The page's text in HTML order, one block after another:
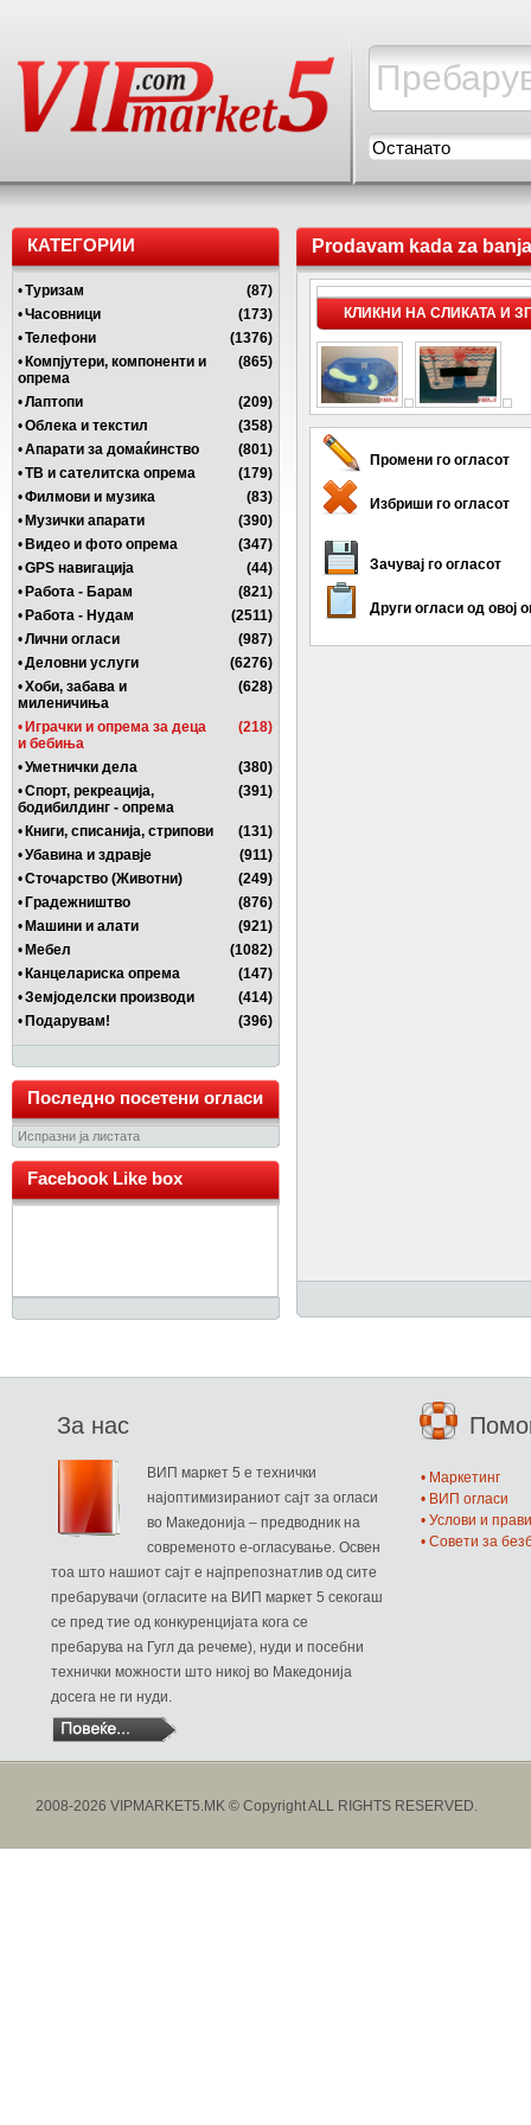
Останато
КАТЕГОРИИ
•Туризам
(87)
•Часовници
(173)
•Телефони
(1376)
• Компјутери, компоненти и
опрема
(865)
•Лаптопи
(209)
•Облека и текстил
(358)
•Апарати за домаќинство
(801)
•ТВ и сателитска опрема
(179)
•Филмови и музика
(83)
• Музички апарати
(390)
• Видео и фото опрема
(347)
•GPS навигација
(44)
• Работа - Барам
(821)
• Работа - Нудам
(2511)
•Лични огласи
(987)
•Деловни услуги
(6276)
•Хоби, забава и
миленичиња
(628)
• Играчки и опрема за деца
и бебиња
(218)
•Уметнички дела
(380)
•Спорт, рекреација,
бодибилдинг - опрема
(391)
• Книги, списанија, стрипови
(131)
•Убавина и здравје
(911)
•Сточарство (Животни)
(249)
• Градежништво
(876)
• Машини и алати
(921)
• Мебел
(1082)
• Канцелариска опрема
(147)
•Земјоделски производи
(414)
• Подарувам! (396)
Последно посетени огласи
Испразни ја листата
Facebook Like box
Prodavam kada za
КЛИКНИ НА СЛИКАТА И
Промени го огласот
Избриши го огласот
Зачувај го огласот
Други огласи од овој
За нас
ВИП маркет 5 е технички
најоптимизираниот сајт за огласи
во Македонија – предводник на
современото е-огласување. Освен
тоа што нашиот сајт е најпрепознатлив од сите
пребарувачи (огласите на ВИП маркет 5 секогаш
се пред тие од конкуренцијата кога се
пребарува на Гугл да речеме), нуди и посебни
технички можности што никој во Македонија
досега не ги нуди.
• Маркетинг
• ВИП огласи
• Услови и
• Совети за
2008-2026 VIPMARKET5.MK © Copyright ALL RIGHTS RESERVED.